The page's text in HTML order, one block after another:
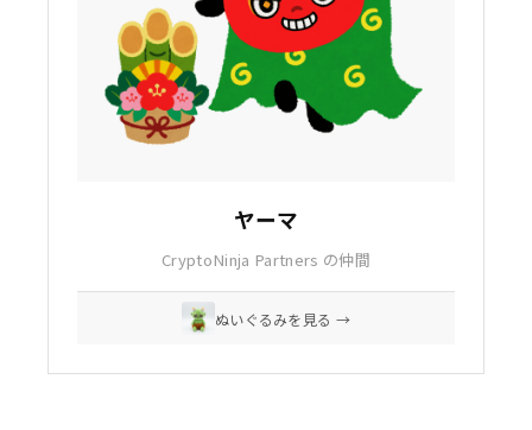
ヤーマ
CryptoNinja Partners の仲間
ぬいぐるみを見る →